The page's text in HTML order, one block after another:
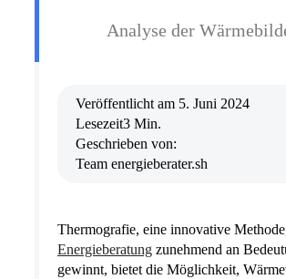
Analyse der
Veröffentlicht am 5. Juni 2024
Lesezeit3 Min.
Geschrieben von:
Team energieberater.sh
Thermografie, eine innovative
Energieberatung zunehmend an
gewinnt, bietet die Möglichkeit,